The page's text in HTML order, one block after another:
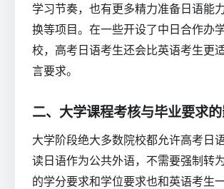
学习节奏，也有更多精力准备日语能
换等项目。在一些开设了中日合作办
校，高考日语考生还会比英语考生更
言要求。
二、大学课程考核与毕业要求
大学阶段绝大多数院校都允许高考日
读日语作为公共外语，不需要强制转
的学分要求和学位要求也和英语考生